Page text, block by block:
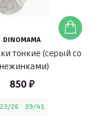
DINOMAMA
тонкие (серый со
850 ₽
23/26 39/41